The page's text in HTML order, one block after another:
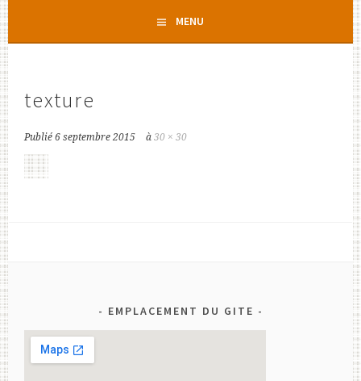
contenu
MENU
texture
Publié6 septembre 2015 à30 × 30
EMPLACEMENT DU GITE